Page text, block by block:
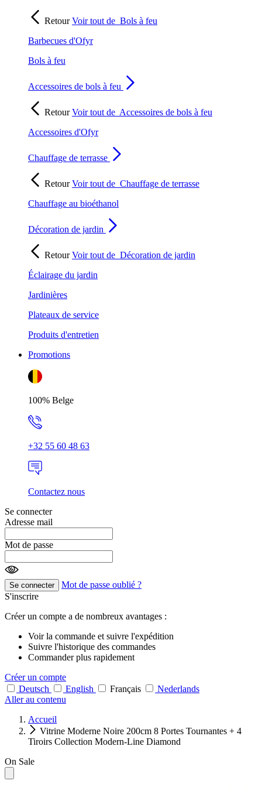
RetourVoir tout de Bols à feu
Barbecues d'Ofyr
Bols à feu
Accessoires de bols à feu
RetourVoir tout de Accessoires de bols à feu
Accessoires d'Ofyr
Chauffage de terrasse
RetourVoir tout de Chauffage de terrasse
Chauffage au bioéthanol
Décoration de jardin
RetourVoir tout de Décoration de jardin
Éclairage du jardin
Jardinières
Plateaux de service
Produits d'entretien
Promotions
100% Belge
+32 55 60 48 63
Contactez nous
Se connecter
Adresse mail
Mot de passe
Se connecter
Mot de passe oublié ?
S'inscrire
Créer un compte a de nombreux avantages :
Voir la commande et suivre l'expédition
Suivre l'historique des commandes
Commander plus rapidement
Créer un compte
Deutsch
English Français
Nederlands
Aller au contenu
Accueil
Vitrine Moderne Noire 200cm 8 Portes Tournantes + 4
Tiroirs Collection Modern-Line Diamond
On Sale